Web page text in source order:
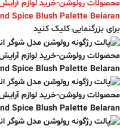
برای بزرگنمایی کلیک کنید